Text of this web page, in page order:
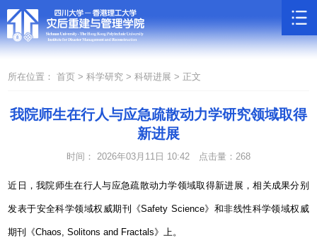
所在位置： 首页 >科学研究 >科研进展 > 正文
我院师生在行人与应急疏散动力学研究领域取得
新进展
时间： 2026年03月11日 10:42 点击量： 268
近日，我院师生在行人与应急疏散动力学领域取得新进展，相关成果分别
发表于安全科学领域权威期刊《Safety Science》和非线性科学领域权威
期刊《Chaos, Solitons and Fractals》上。